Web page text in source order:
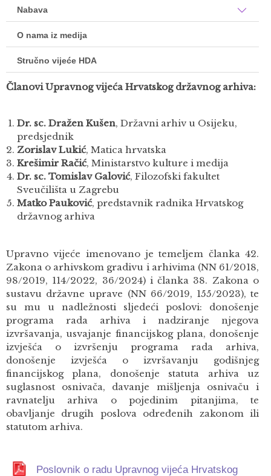
Nabava
O nama iz medija
Stručno vijeće HDA
Članovi Upravnog vijeća Hrvatskog državnog arhiva:
Dr. sc. Dražen Kušen, Državni arhiv u Osijeku,
predsjednik
Zorislav Lukić, Matica hrvatska
Krešimir Račić, Ministarstvo kulture i medija
Dr. sc. Tomislav Galović, Filozofski fakultet
Sveučilišta u Zagrebu
Matko Pauković, predstavnik radnika Hrvatskog
državnog arhiva
Upravno vijeće imenovano je temeljem članka 42.
Zakona o arhivskom gradivu i arhivima (NN 61/2018,
98/2019, 114/2022, 36/2024) i članka 38. Zakona o
sustavu državne uprave (NN 66/2019, 155/2023), te
su mu u nadležnosti sljedeći poslovi: donošenje
programa rada arhiva i nadziranje njegova
izvršavanja, usvajanje financijskog plana, donošenje
izvješća o izvršenju programa rada arhiva,
donošenje izvješća o izvršavanju godišnjeg
financijskog plana, donošenje statuta arhiva uz
suglasnost osnivača, davanje mišljenja osnivaču i
ravnatelju arhiva o pojedinim pitanjima, te
obavljanje drugih poslova određenih zakonom ili
statutom arhiva.
Poslovnik o radu Upravnog vijeća Hrvatskog